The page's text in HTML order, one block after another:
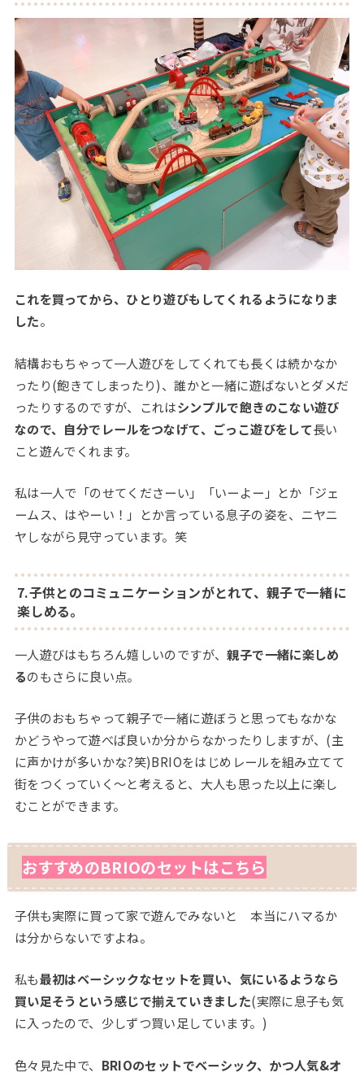
これを買ってから、ひとり遊びもしてくれるようになりま
した。
結構おもちゃって一人遊びをしてくれても長くは続かなか
ったり(飽きてしまったり)、誰かと一緒に遊ばないとダメだ
ったりするのですが、これはシンプルで飽きのこない遊び
なので、自分でレールをつなげて、ごっこ遊びをして長い
こと遊んでくれます。
私は一人で「のせてくださーい」「いーよー」とか「ジェ
ームス、はやーい！」とか言っている息子の姿を、ニヤニ
ヤしながら見守っています。笑
7.子供とのコミュニケーションがとれて、親子で一緒に
楽しめる。
一人遊びはもちろん嬉しいのですが、親子で一緒に楽しめ
るのもさらに良い点。
子供のおもちゃって親子で一緒に遊ぼうと思ってもなかな
かどうやって遊べば良いか分からなかったりしますが、(主
に声かけが多いかな?笑)BRIOをはじめレールを組み立てて
街をつくっていく〜と考えると、大人も思った以上に楽し
むことができます。
おすすめのBRIOのセットはこちら
子供も実際に買って家で遊んでみないと 本当にハマるか
は分からないですよね。
私も最初はベーシックなセットを買い、気にいるようなら
買い足そうという感じで揃えていきました(実際に息子も気
に入ったので、少しずつ買い足しています。)
色々見た中で、 BRIOのセットでベーシック、かつ人気&オ